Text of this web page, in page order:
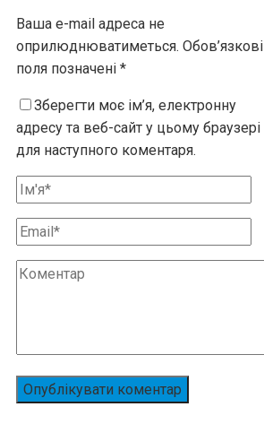
Ваша e-mail адреса не
оприлюднюватиметься. Обов’язкові
поля позначені *
Зберегти моє ім’я, електронну
адресу та веб-сайт у цьому браузері
для наступного коментаря.